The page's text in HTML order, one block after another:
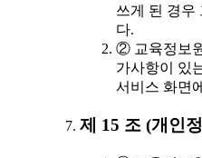
쓰게 된 경우
다.
② 교육정보
가사항이 있
서비스 화면
제 15 조 (개인